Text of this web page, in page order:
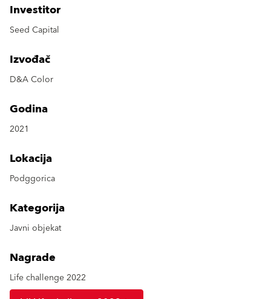
Investitor
Seed Capital
Izvođač
D&A Color
Godina
2021
Lokacija
Podggorica
Kategorija
Javni objekat
Nagrade
Life challenge 2022